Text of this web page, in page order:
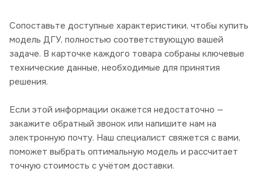
Сопоставьте доступные характеристики, чтобы купить
модель ДГУ, полностью соответствующую вашей
задаче. В карточке каждого товара собраны ключевые
технические данные, необходимые для принятия
решения.
Если этой информации окажется недостаточно —
закажите обратный звонок или напишите нам на
электронную почту. Наш специалист свяжется с вами,
поможет выбрать оптимальную модель и рассчитает
точную стоимость с учётом доставки.